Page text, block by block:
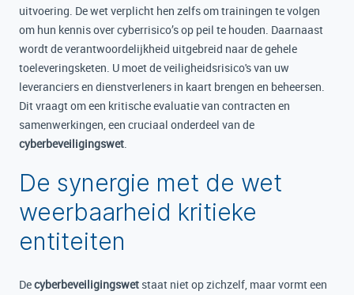
uitvoering. De wet verplicht hen zelfs om trainingen te volgen
om hun kennis over cyberrisico’s op peil te houden. Daarnaast
wordt de verantwoordelijkheid uitgebreid naar de gehele
toeleveringsketen. U moet de veiligheidsrisico's van uw
leveranciers en dienstverleners in kaart brengen en beheersen.
Dit vraagt om een kritische evaluatie van contracten en
samenwerkingen, een cruciaal onderdeel van de
cyberbeveiligingswet.
De synergie met de wet
weerbaarheid kritieke
entiteiten
Decyberbeveiligingswet staat niet op zichzelf, maar vormt een